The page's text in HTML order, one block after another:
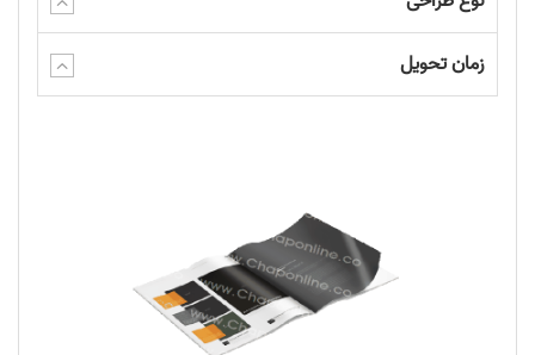
زمان تحویل